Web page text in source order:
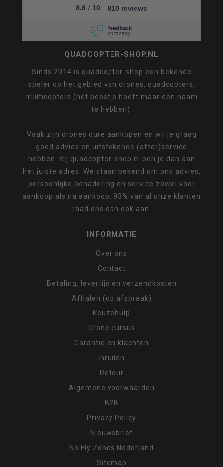
8.6 / 10 810 reviews
QUADCOPTER-SHOP.NL
Sinds 2014 is quadcopter-shop een bekende
speler op het gebied van drones, quadcopters,
multicopters (het beestje hoeft maar een naam
te hebben).
Vaak zijn drones dure aankopen en wil je graag
goed advies en uitstekende (after)service
hebben. Bij quadcopter-shop.nl ben je dan aan
het juiste adres. We staan bekend om ons advies,
persoonlijke benadering en service zowel voor
aankoop als na aankoop. 93% van al onze klanten
raad ons dan ook aan.
INFORMATIE
Over ons
Contact
Betaling, levertijd en verzendkosten
Afhalen (op afspraak)
Keuzehulp
Drone cursus
Garantie en klachten
Inruilen
Retour
Algemene voorwaarden
B2B
Privacy Policy
Nieuwsbrief
No Fly Zones Nederland
Sitemap